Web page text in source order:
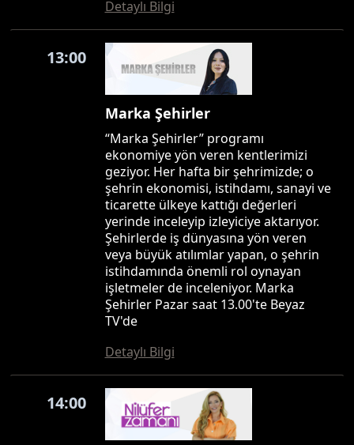
Detaylı Bilgi
13:00
Marka Şehirler
“Marka Şehirler” programı
ekonomiye yön veren kentlerimizi
geziyor. Her hafta bir şehrimizde; o
şehrin ekonomisi, istihdamı, sanayi ve
ticarette ülkeye kattığı değerleri
yerinde inceleyip izleyiciye aktarıyor.
Şehirlerde iş dünyasına yön veren
veya büyük atılımlar yapan, o şehrin
istihdamında önemli rol oynayan
işletmeler de inceleniyor. Marka
Şehirler Pazar saat 13.00'te Beyaz
TV'de
Detaylı Bilgi
14:00